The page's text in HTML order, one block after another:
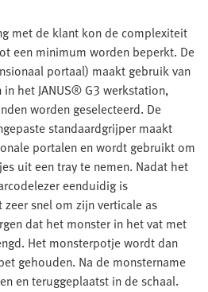
met de klant kon de complexiteit
een minimum worden beperkt. De
portaal) maakt gebruik van
het JANUS® G3 werkstation,
worden geselecteerd. De
standaardgrijper maakt
portalen en wordt gebruikt om
uit een tray te nemen. Nadat het
eenduidig is
snel om zijn verticale as
dat het monster in het vat met
Het monsterpotje wordt dan
gehouden. Na de monstername
en teruggeplaatst in de schaal.